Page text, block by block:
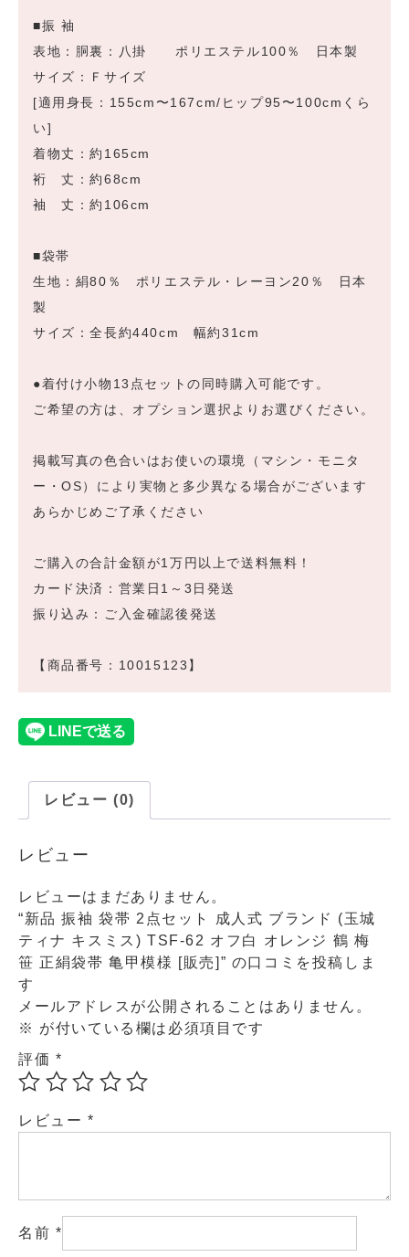
■振 袖
表地：胴裏：八掛 ポリエステル100％ 日本製
サイズ：Ｆサイズ
[適用身長：155cm〜167cm/ヒップ95〜100cmくら
い]
着物丈：約165cm
裄 丈：約68cm
袖 丈：約106cm
■袋帯
生地：絹80％ ポリエステル・レーヨン20％ 日本
製
サイズ：全長約440cm 幅約31cm
●着付け小物13点セットの同時購入可能です。
ご希望の方は、オプション選択よりお選びください。
掲載写真の色合いはお使いの環境（マシン・モニタ
ー・OS）により実物と多少異なる場合がございます
あらかじめご了承ください
ご購入の合計金額が1万円以上で送料無料！
カード決済：営業日1～3日発送
振り込み：ご入金確認後発送
【商品番号：10015123】
レビュー (0)
レビュー
レビューはまだありません。
“新品 振袖 袋帯 2点セット 成人式 ブランド (玉城
ティナ キスミス) TSF-62 オフ白 オレンジ 鶴 梅
笹 正絹袋帯 亀甲模様 [販売]” の口コミを投稿しま
す
メールアドレスが公開されることはありません。
※ が付いている欄は必須項目です
評価 *
レビュー *
名前 *